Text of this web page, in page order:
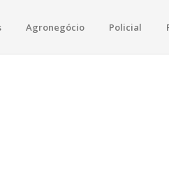
os principais acontecimentos de
Agronegócio Policial